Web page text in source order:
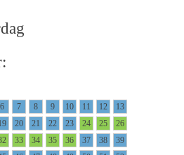
6 7 8 9 10 11 12
13
20 21 22 23 24 25
26
33 34 35 36 37 38
39